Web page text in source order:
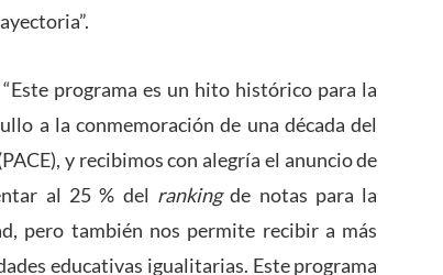
programa es un hito histórico para la
a la conmemoración de una década del
y recibimos con alegría el anuncio de
al 25 % del rankingde notas para la
pero también nos permite recibir a más
educativas igualitarias. Este programa